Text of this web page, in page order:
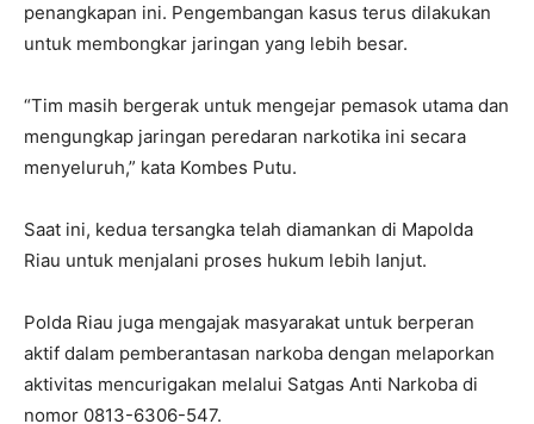
penangkapan ini. Pengembangan kasus terus dilakukan
untuk membongkar jaringan yang lebih besar.
“Tim masih bergerak untuk mengejar pemasok utama dan
mengungkap jaringan peredaran narkotika ini secara
menyeluruh,” kata Kombes Putu.
Saat ini, kedua tersangka telah diamankan di Mapolda
Riau untuk menjalani proses hukum lebih lanjut.
Polda Riau juga mengajak masyarakat untuk berperan
aktif dalam pemberantasan narkoba dengan melaporkan
aktivitas mencurigakan melalui Satgas Anti Narkoba di
nomor 0813-6306-547.